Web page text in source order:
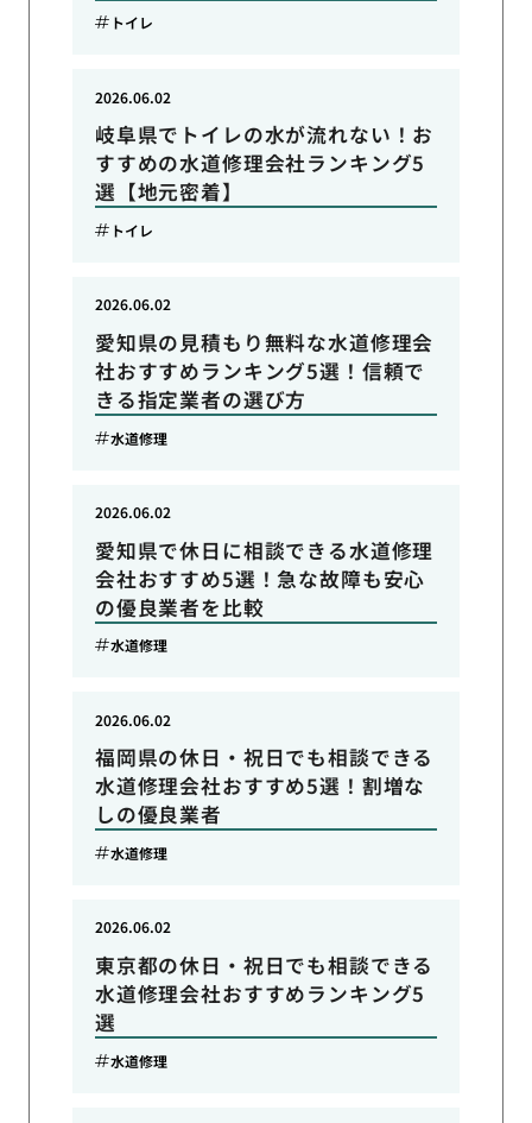
トイレ
岐阜県でトイレの水が流れない！お
すすめの水道修理会社ランキング5
選【地元密着】
2026.06.02
トイレ
愛知県の見積もり無料な水道修理会
社おすすめランキング5選！信頼で
きる指定業者の選び方
2026.06.02
水道修理
愛知県で休日に相談できる水道修理
会社おすすめ5選！急な故障も安心
の優良業者を比較
2026.06.02
水道修理
福岡県の休日・祝日でも相談できる
水道修理会社おすすめ5選！割増な
しの優良業者
2026.06.02
水道修理
東京都の休日・祝日でも相談できる
水道修理会社おすすめランキング5
選
2026.06.02
水道修理